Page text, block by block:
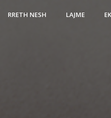
RRETH NESH LAJME